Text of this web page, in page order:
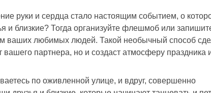
руки и сердца стало настоящим событием, о
и близкие? Тогда организуйте флешмоб или
ваших любимых людей. Такой необычный способ
вашего партнера, но и создаст атмосферу праздника
по оживленной улице, и вдруг, совершенно